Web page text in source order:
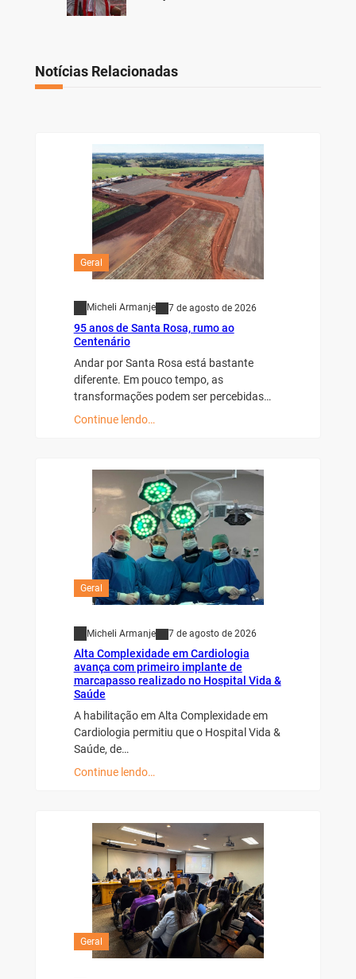
Notícias Relacionadas
Geral
Micheli Armanje 7 de agosto de 2026
95 anos de Santa Rosa, rumo ao
Centenário
Andar por Santa Rosa está bastante
diferente. Em pouco tempo, as
transformações podem ser percebidas…
Continue lendo…
Geral
Micheli Armanje 7 de agosto de 2026
Alta Complexidade em Cardiologia
avança com primeiro implante de
marcapasso realizado no Hospital Vida &
Saúde
A habilitação em Alta Complexidade em
Cardiologia permitiu que o Hospital Vida &
Saúde, de…
Continue lendo…
Geral